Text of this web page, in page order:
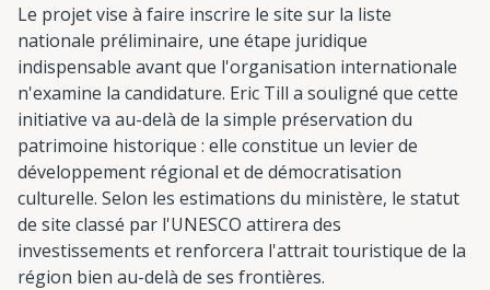
Le projet vise à faire inscrire le site sur la liste
nationale préliminaire, une étape juridique
indispensable avant que l'organisation internationale
n'examine la candidature. Eric Till a souligné que cette
initiative va au-delà de la simple préservation du
patrimoine historique : elle constitue un levier de
développement régional et de démocratisation
culturelle. Selon les estimations du ministère, le statut
de site classé par l'UNESCO attirera des
investissements et renforcera l'attrait touristique de la
région bien au-delà de ses frontières.